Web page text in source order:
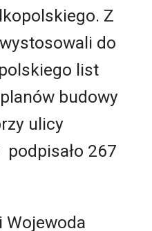
Z
do
list
budowy
ulicy
267
Wojewoda